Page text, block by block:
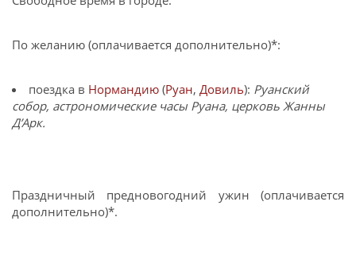
По желанию (оплачивается дополнительно)*:
поездка в Нормандию (Руан, Довиль): Руанский
собор, астрономические часы Руана, церковь Жанны
Д’Арк.
Праздничный предновогодний ужин (оплачивается
дополнительно)*.